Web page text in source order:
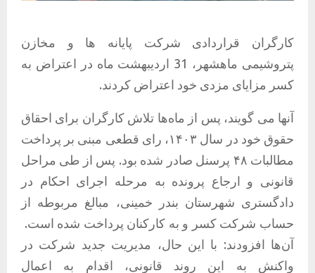
کارگران قراردادی شرکت پایانه ها و مخازن
پتروشیمی ماهشهر، 31 اردیبهشت ماه در اعتراض به
کسر مزایای مزدی خود اعتراض کردند.
آنها می گویند، پس از ماه‌ها تلاش کارگران برای احقاق
حقوق خود در سال ۱۴۰۳، رای قطعی مبنی بر پرداخت
مطالبات ۴۸ پرسنل صادر شده بود. پس از طی مراحل
قانونی و ارجاع پرونده به مرحله اجرای احکام در
دادگستری شهرستان بندر خمینی، مبالغ مربوطه از
حساب شرکت کسر و به کارکنان پرداخت شده است. ‌
آن‌ها افزودند: با این حال، مدیریت جدید شرکت در
واکنش به این روند قانونی، اقدام به اعمال